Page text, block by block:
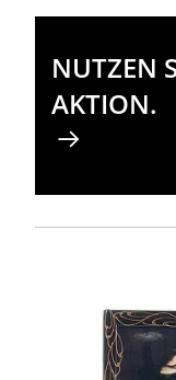
NUTZEN
AKTION.